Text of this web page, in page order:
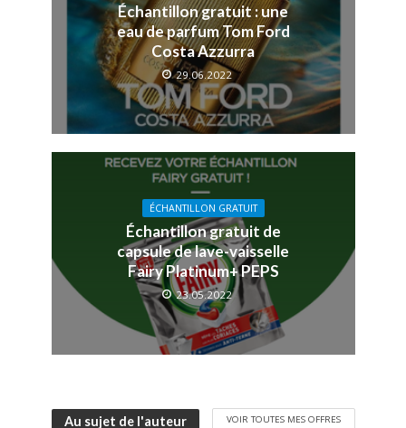
Échantillon gratuit : une
eau de parfum Tom Ford
Costa Azzurra
29.06.2022
ÉCHANTILLON GRATUIT
Échantillon gratuit de
capsule de lave-vaisselle
Fairy Platinum+ PEPS
23.05.2022
Au sujet de l'auteur VOIR TOUTES MES OFFRES